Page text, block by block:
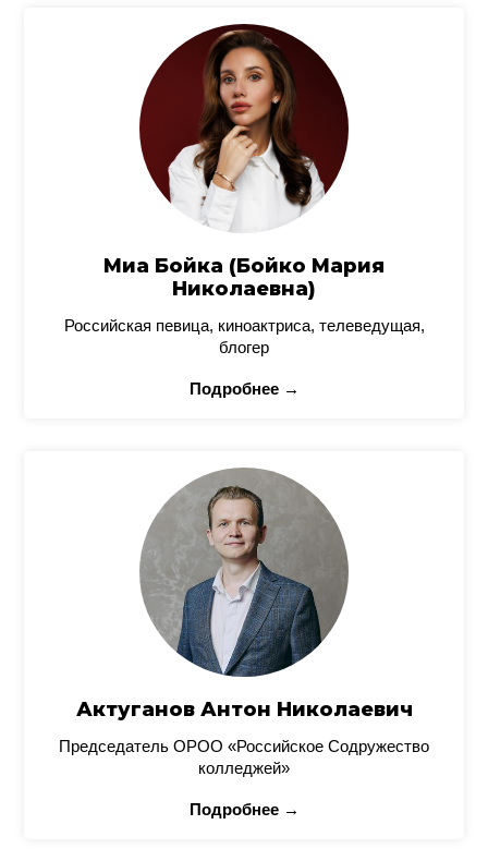
Миа Бойка (Бойко Мария
Николаевна)
Российская певица, киноактриса, телеведущая,
блогер
Подробнее →
Актуганов Антон Николаевич
Председатель ОРОО «Российское Содружество
колледжей»
Подробнее →